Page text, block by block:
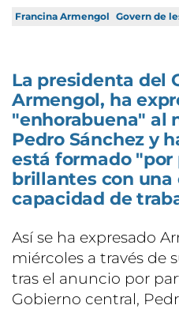
Francina Armengol Govern de
La presidenta del
Armengol, ha
"enhorabuena" al
Pedro Sánchez y
está formado "por
brillantes con una
capacidad de
Así se ha expresado
miércoles a través de
tras el anuncio por
Gobierno central,